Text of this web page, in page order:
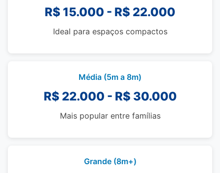
R$ 15.000 - R$ 22.000
Ideal para espaços compactos
Média (5m a 8m)
R$ 22.000 - R$ 30.000
Mais popular entre famílias
Grande (8m+)